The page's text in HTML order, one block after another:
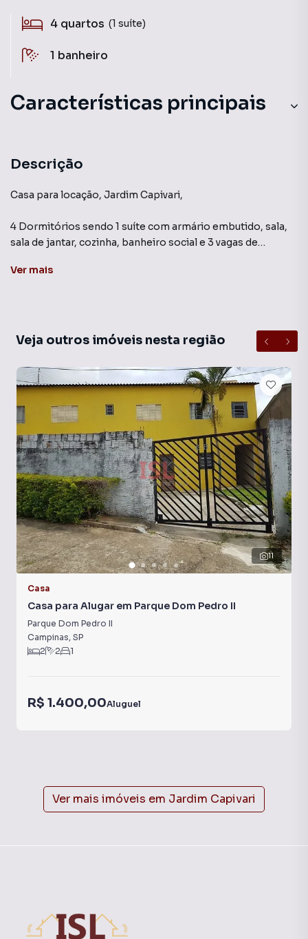
4 quartos (1 suíte)
1 banheiro
Características principais
Descrição
Casa para locação, Jardim Capivari,
4 Dormitórios sendo 1 suíte com armário embutido, sala,
sala de jantar, cozinha, banheiro social e 3 vagas de
Ver mais
Veja outros imóveis nesta região
11
Casa
Casa para Alugar em Parque Dom Pedro II
Parque Dom Pedro II
Campinas, SP
2
2 1
R$ 1.400,00Aluguel
Ver mais imóveis em Jardim Capivari